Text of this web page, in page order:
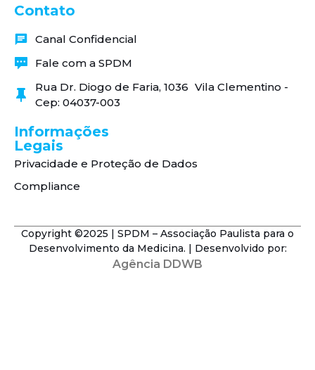
Contato
Canal Confidencial
Fale com a SPDM
Rua Dr. Diogo de Faria, 1036 Vila Clementino -
Cep: 04037-003
Informações
Legais
Privacidade e Proteção de Dados
Compliance
Copyright ©2025 | SPDM – Associação Paulista para o
Desenvolvimento da Medicina. | Desenvolvido por:
Agência DDWB